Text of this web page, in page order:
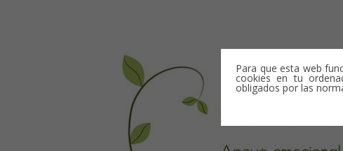
Para que esta web
cookies en tu
obligados por las